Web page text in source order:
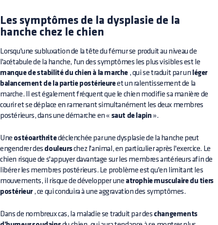
Les symptômes de la dysplasie de la
hanche chez le chien
Lorsqu'une subluxation de la tête du fémur se produit au niveau de
l'acétabule de la hanche, l'un des symptômes les plus visibles est le
manque de stabilité du chien à la marche , qui se traduit par un léger
balancement de la partie postérieureet un ralentissement de la
marche. Il est également fréquent que le chien modifie sa manière de
courir et se déplace en ramenant simultanément les deux membres
postérieurs, dans une démarche en « saut de lapin ».
Une ostéoarthritedéclenchée par une dysplasie de la hanche peut
engendrer des douleurschez l'animal, en particulier après l'exercice. Le
chien risque de s'appuyer davantage sur les membres antérieurs afin de
libérer les membres postérieurs. Le problème est qu'en limitant les
mouvements, il risque de développer une atrophie musculaire du tiers
postérieur, ce qui conduira à une aggravation des symptômes.
Dans de nombreux cas, la maladie se traduit par des changements